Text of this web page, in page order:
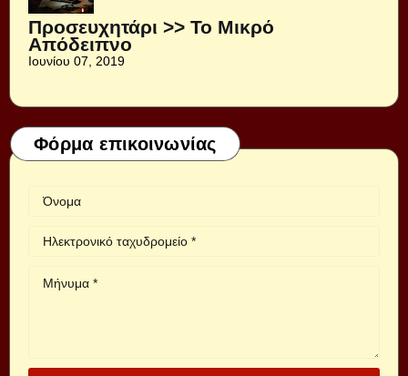
Προσευχητάρι >> Το Μικρό
Απόδειπνο
Ιουνίου 07, 2019
Φόρμα επικοινωνίας